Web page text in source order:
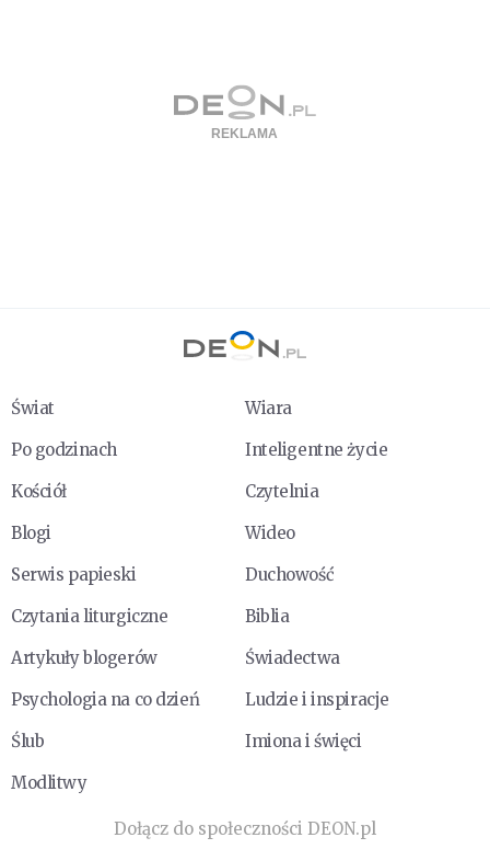
Świat
Wiara
Po godzinach
Inteligentne życie
Kościół
Czytelnia
Blogi
Wideo
Serwis papieski
Duchowość
Czytania liturgiczne
Biblia
Artykuły blogerów
Świadectwa
Psychologia na co dzień
Ludzie i inspiracje
Ślub
Imiona i święci
Modlitwy
Dołącz do społeczności DEON.pl